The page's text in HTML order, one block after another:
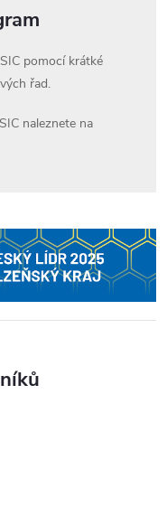
pomocí krátké
řad.
naleznete na